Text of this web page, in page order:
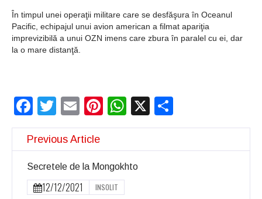
pentru un ritual de
În timpul unei operaţii militare care se desfăşura în Oceanul
Pacific, echipajul unui avion american a filmat apariţia
imprevizibilă a unui OZN imens care zbura în paralel cu ei, dar
la o mare distanţă.
Facebook
Twitter
EmailPinterest
WhatsApp
X
Previous Article
Secretele de la Mongokhto
12/12/2021 INSOLIT